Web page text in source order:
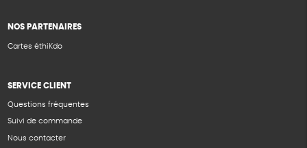
NOS PARTENAIRES
Cartes éthiKdo
SERVICE CLIENT
Questions fréquentes
Suivi de commande
Nous contacter